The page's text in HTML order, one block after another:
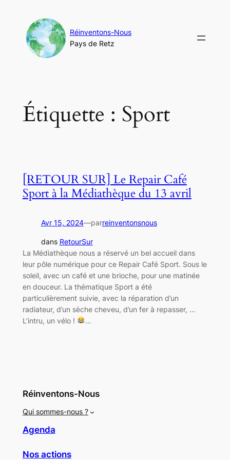
contenu
Réinventons-Nous
Pays de Retz
Étiquette : Sport
[RETOUR SUR] Le Repair Café
Sport à la Médiathèque du 13 avril
Avr 15, 2024—parreinventonsnous
dans RetourSur
La Médiathèque nous a réservé un bel accueil dans
leur pôle numérique pour ce Repair Café Sport. Sous le
soleil, avec un café et une brioche, pour une matinée
en douceur. La thématique Sport a été
particulièrement suivie, avec la réparation d’un
radiateur, d’un sèche cheveu, d’un fer à repasser, …
L’intru, un vélo !
…
Réinventons-Nous
Qui sommes-nous ?
Agenda
Nos actions